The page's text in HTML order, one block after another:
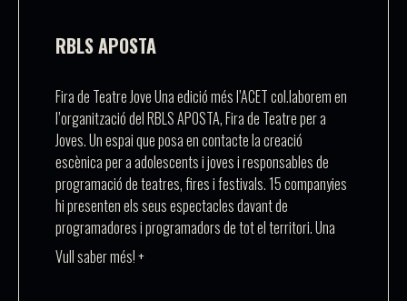
RBLS APOSTA
Fira de Teatre Jove Una edició més l’ACET col.laborem en
l’organització del RBLS APOSTA, Fira de Teatre per a
Joves. Un espai que posa en contacte la creació
escènica per a adolescents i joves i responsables de
programació de teatres, fires i festivals. 15 companyies
hi presenten els seus espectacles davant de
programadores i programadors de tot el territori. Una
Vull saber més! +